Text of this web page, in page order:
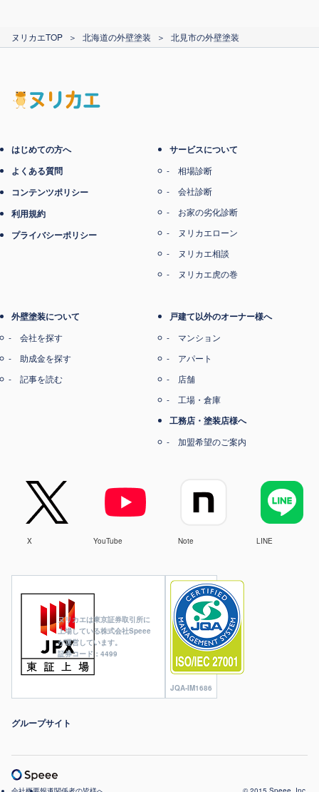
ヌリカエTOP ＞ 北海道の外壁塗装 ＞ 北見市の外壁塗装
ヌリカエは東京証券取引所に
上場している株式会社Speee
が運営しています。
証券コード：4499
JQA-IM1686
はじめての方へ
よくある質問
コンテンツポリシー
利用規約
プライバシーポリシー
サービスについて
相場診断
会社診断
お家の劣化診断
ヌリカエローン
ヌリカエ相談
ヌリカエ虎の巻
外壁塗装について
会社を探す
助成金を探す
記事を読む
戸建て以外のオーナー様へ
マンション
アパート
店舗
工場・倉庫
工務店・塗装店様へ
加盟希望のご案内
X YouTube Note LINE
グループサイト